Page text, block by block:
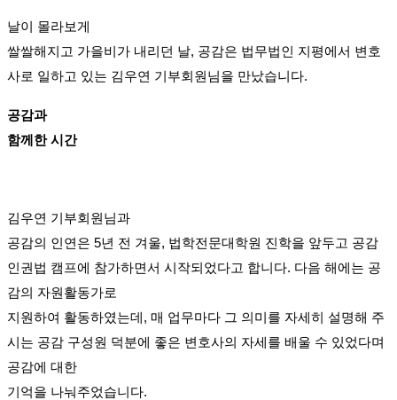
날이 몰라보게
쌀쌀해지고 가을비가 내리던 날, 공감은 법무법인 지평에서 변호
사로 일하고 있는 김우연 기부회원님을 만났습니다.
공감과
함께한 시간
김우연 기부회원님과
공감의 인연은 5년 전 겨울, 법학전문대학원 진학을 앞두고 공감
인권법 캠프에 참가하면서 시작되었다고 합니다. 다음 해에는 공
감의 자원활동가로
지원하여 활동하였는데, 매 업무마다 그 의미를 자세히 설명해 주
시는 공감 구성원 덕분에 좋은 변호사의 자세를 배울 수 있었다며
공감에 대한
기억을 나눠주었습니다.